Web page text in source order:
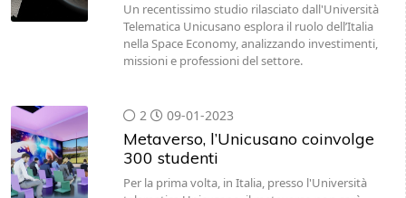
Un recentissimo studio rilasciato dall'Università
Telematica Unicusano esplora il ruolo dell’Italia
nella Space Economy, analizzando investimenti,
missioni e professioni del settore.
2 09-01-2023
Metaverso, l’Unicusano coinvolge
300 studenti
Per la prima volta, in Italia, presso l'Università